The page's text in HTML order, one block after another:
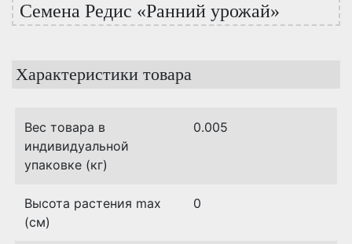
Семена Редис «Ранний урожай»
Характеристики товара
Вес товара в
индивидуальной
упаковке (кг)
0.005
Высота растения max
(см)
0